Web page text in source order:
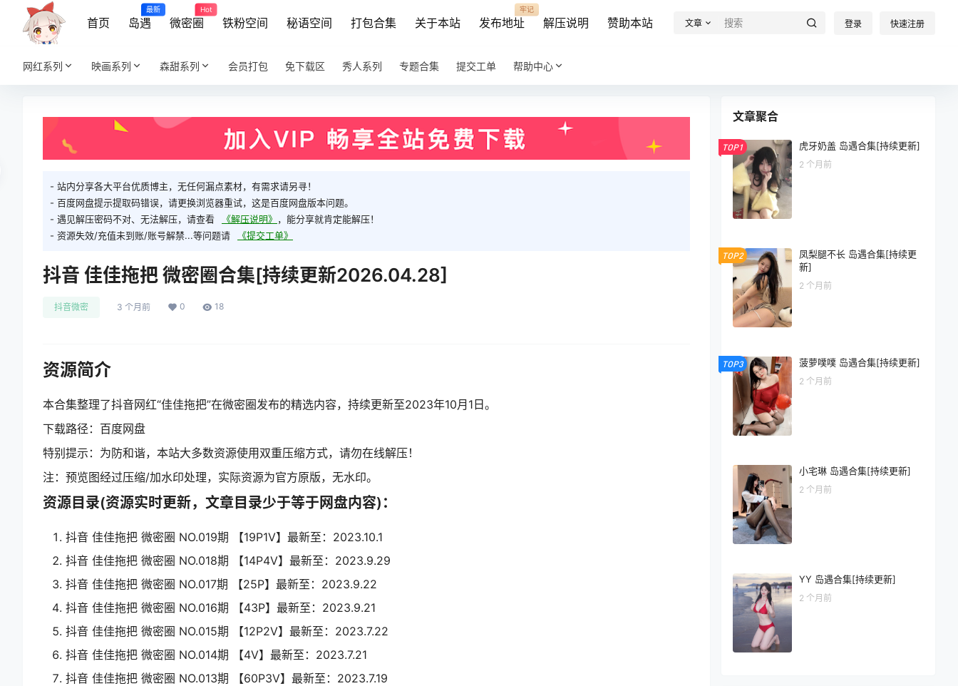
首页 岛遇
最新
微密圈
Hot
铁粉空间 秘语空间 打包合集 关于本站 发布地址
牢记
解压说明 赞助本站 文章 登录 快速注册
网红系列 映画系列 森甜系列 会员打包 免下载区 秀人系列 专题合集 提交工单 帮助中心
- 站内分享各大平台优质博主，无任何漏点素材，有需求请另寻！
- 百度网盘提示提取码错误，请更换浏览器重试，这是百度网盘版本问题。
- 遇见解压密码不对、无法解压，请查看
《解压说明》 ，能分享就肯定能解压！
- 资源失效/充值未到账/账号解禁...等问题请
《提交工单》
抖音 佳佳拖把 微密圈合集[持续更新2026.04.28]
抖音微密 3 个月前 0 18
资源简介
本合集整理了抖音网红“佳佳拖把”在微密圈发布的精选内容，持续更新至2023年10月1日。
下载路径：百度网盘
特别提示：为防和谐，本站大多数资源使用双重压缩方式，请勿在线解压！
注：预览图经过压缩/加水印处理，实际资源为官方原版，无水印。
资源目录(资源实时更新，文章目录少于等于网盘内容)：
抖音 佳佳拖把 微密圈 NO.019期 【19P1V】最新至：2023.10.1
抖音 佳佳拖把 微密圈 NO.018期 【14P4V】最新至：2023.9.29
抖音 佳佳拖把 微密圈 NO.017期 【25P】最新至：2023.9.22
抖音 佳佳拖把 微密圈 NO.016期 【43P】最新至：2023.9.21
抖音 佳佳拖把 微密圈 NO.015期 【12P2V】最新至：2023.7.22
抖音 佳佳拖把 微密圈 NO.014期 【4V】最新至：2023.7.21
抖音 佳佳拖把 微密圈 NO.013期 【60P3V】最新至：2023.7.19
文章聚合
TOP1 虎牙奶盖 岛遇合集[持续更新]
2 个月前
TOP2
凤梨腿不长 岛遇合集[持续更
新]
2 个月前
TOP3 菠萝噗噗 岛遇合集[持续更新]
2 个月前
小宅琳 岛遇合集[持续更新]
2 个月前
YY 岛遇合集[持续更新]
2 个月前